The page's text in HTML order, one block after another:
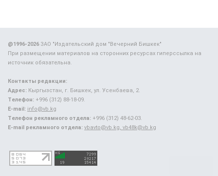
@1996-2026ЗАО "Издательский дом "Вечерний Бишкек"
При размещении материалов на сторонних ресурсах гиперссылка на
источник обязательна.
Контакты редакции:
Адрес: Кыргызстан, г. Бишкек, ул. Усенбаева, 2.
Телефон: +996 (312) 88-18-09.
E-mail: info@vb.kg
Телефон рекламного отдела: +996 (312) 48-62-03.
E-mail рекламного отдела: vbavto@vb.kg, vb48k@vb.kg